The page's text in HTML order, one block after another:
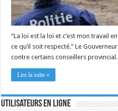
“La loi est la loi et c’est mon travail
ce qu’il soit respecté.” Le
contre certains conseillers
Lire la suite »
Utilisateurs en ligne